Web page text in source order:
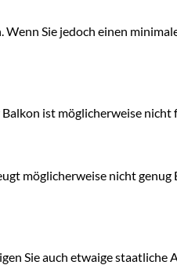
Sie jedoch einen
ist möglicherweise
möglicherweise nicht
Sie auch etwaige staatliche